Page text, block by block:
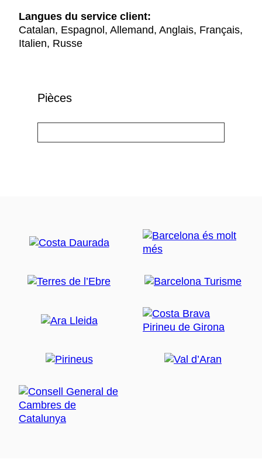
Langues du service client:
Catalan, Espagnol, Allemand, Anglais, Français,
Italien, Russe
Pièces